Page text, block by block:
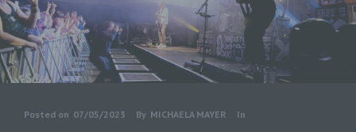
Posted on 07/05/2023 By MICHAELA MAYER In